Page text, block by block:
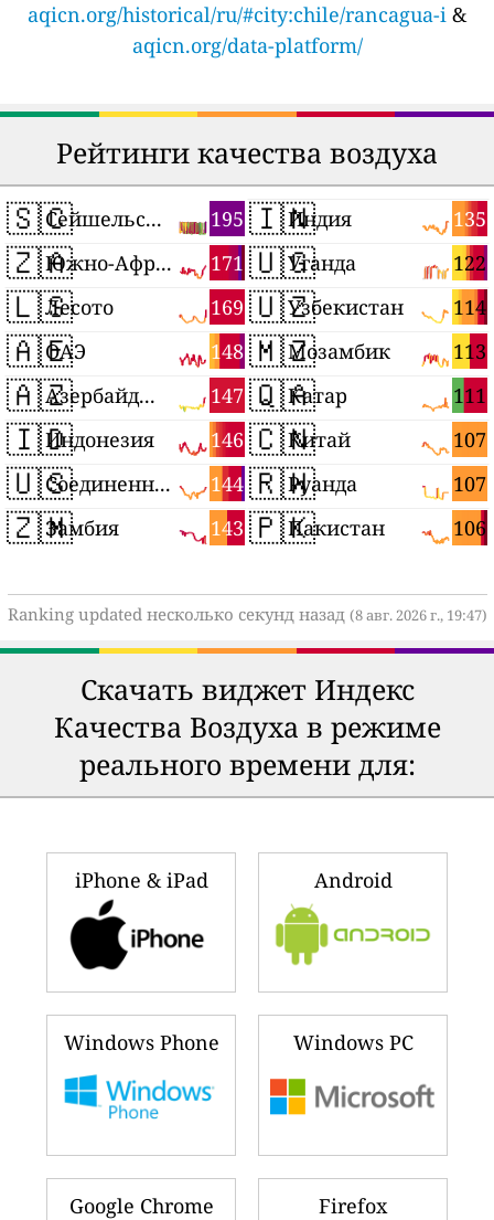
aqicn.org/historical/ru/#city:chile/rancagua-i &
aqicn.org/data-platform/
Рейтинги качества воздуха
🇸🇨 195
Сейшельские Острова
🇿🇦 171
Южно-Африканская Республика
🇱🇸 169
Лесото
🇦🇪 148
ОАЭ
🇦🇿 147
Азербайджан
🇮🇩 146
Индонезия
🇺🇸 144
Соединенные Штаты
🇿🇲 143
Замбия
🇮🇳 135
Индия
🇺🇬 122
Уганда
🇺🇿 114
Узбекистан
🇲🇿 113
Мозамбик
🇶🇦 111
Катар
🇨🇳 107
Китай
🇷🇼 107
Руанда
🇵🇰 106
Пакистан
Ranking updated несколько секунд назад (8 авг. 2026 г., 19:47)
Скачать виджет Индекс
Качества Воздуха в режиме
реального времени для:
iPhone & iPad Android
Windows Phone Windows PC
Google Chrome Firefox